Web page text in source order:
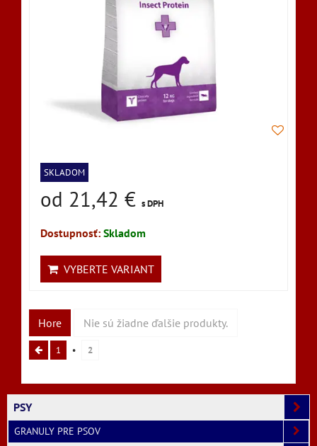
SKLADOM
od 21,42 € s DPH
Dostupnosť: Skladom
VYBERTE VARIANT
Hore Nie sú žiadne ďalšie produkty.
1 2
PSY
GRANULY PRE PSOV